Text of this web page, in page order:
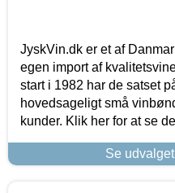
JyskVin.dk er et af
egen import af
start i 1982 har de satset
hovedsageligt små
kunder. Klik her for at se
Se